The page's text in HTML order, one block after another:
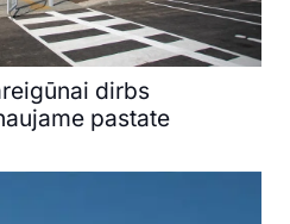
dirbs
pastate